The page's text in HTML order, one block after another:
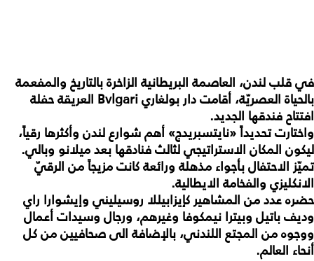
فيقلبلندن، العاصمة البريطانية الزاخرةبالتاريخ والمفعمة
بالحياة العصريّة، أقامتداربولغاري العريقةحفلة
افتتاحفندقها الجديد.
واختارتتحديداً«نايتسبريدج» أهمشوارعلندن وأكثرها رقياً،
ليكون المكان الاستراتيجيلثالثفنادقها بعدميلانو وبالي.
تميّز الاحتفالبأجواء مذهلة ورائعةكانتمزيجاًمن الرقيّ
الانكليزي والفخامة الايطالية.
حضرهعددمن المشاهيركإيزابيللا روسيليني وإيشوارا راي
وديفباتيل وبيترا نيمكوفا وغيرهم، ورجال وسيداتأعمال
ووجوهمن المجتع اللندني، بالإضافة الىصحافيينمنكل
أنحاء العالم.